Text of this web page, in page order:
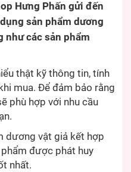
Hưng Phấn gửi đến
sản phẩm dương
như các sản phẩm
thật kỹ thông tin, tính
mua. Để đảm bảo rằng
phù hợp với nhu cầu
dương vật giả kết hợp
được phát huy
nhất.